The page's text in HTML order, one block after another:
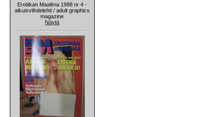
Erotiikan Maailma 1988 nr 4 -
aikuisviihdelehti / adult graphics
magazine
Näytä